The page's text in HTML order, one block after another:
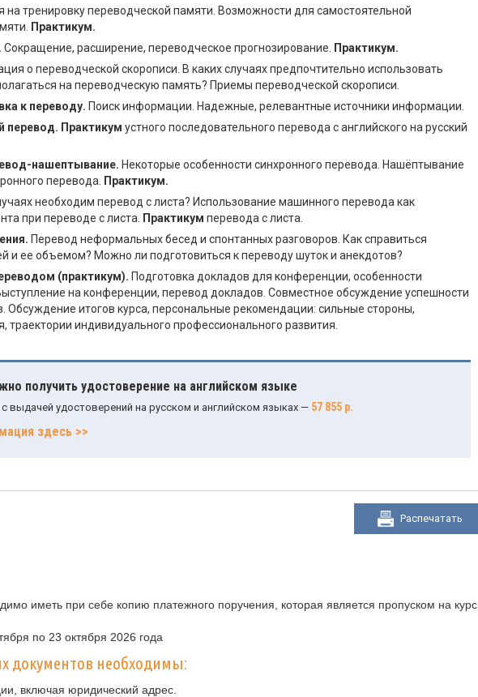
на тренировку переводческой памяти. Возможности для самостоятельной
Практикум.
Сокращение, расширение, переводческое прогнозирование.
Практикум.
о переводческой скорописи. В каких случаях предпочтительно использовать
на переводческую память? Приемы переводческой скорописи.
к переводу. Поиск информации. Надежные, релевантные источники информации.
перевод. Практикум устного последовательного перевода с английского на русский
нашептывание. Некоторые особенности синхронного перевода. Нашёптывание
перевода.
Практикум.
необходим перевод с листа? Использование машинного перевода как
при переводе с листа.
Практикум перевода с листа.
Перевод неформальных бесед и спонтанных разговоров. Как справиться
и ее объемом? Можно ли подготовиться к переводу шуток и анекдотов?
(практикум). Подготовка докладов для конференции, особенности
на конференции, перевод докладов. Совместное обсуждение успешности
Обсуждение итогов курса, персональные рекомендации: сильные стороны,
траектории индивидуального профессионального развития.
получить удостоверение на английском языке
выдачей удостоверений на русском и английском языках — 57 855 р.
здесь >>
Распечатать
иметь при себе копию платежного поручения, которая является пропуском на курс
по 23 октября 2026 года
документов необходимы:
включая юридический адрес.